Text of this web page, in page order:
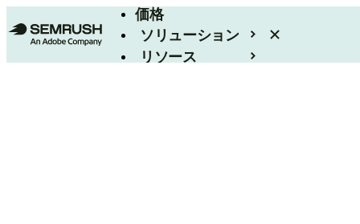
価格
ソリューション
リソース